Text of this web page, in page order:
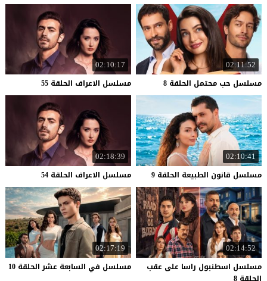
02:11:52
مسلسل حب محتمل الحلقة 8
02:10:17
مسلسل الاعراف الحلقة 55
02:10:41
مسلسل قانون الطبيعة الحلقة 9
02:18:39
مسلسل الاعراف الحلقة 54
02:14:52
مسلسل اسطنبول راسا على عقب
الحلقة 8
02:17:19
مسلسل في السابعة عشر الحلقة 10